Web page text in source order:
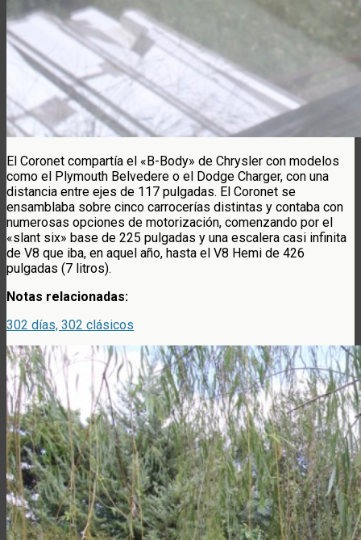
El Coronet compartía el «B-Body» de Chrysler con modelos
como el Plymouth Belvedere o el Dodge Charger, con una
distancia entre ejes de 117 pulgadas. El Coronet se
ensamblaba sobre cinco carrocerías distintas y contaba con
numerosas opciones de motorización, comenzando por el
«slant six» base de 225 pulgadas y una escalera casi infinita
de V8 que iba, en aquel año, hasta el V8 Hemi de 426
pulgadas (7 litros).
Notas relacionadas:
302 días, 302 clásicos